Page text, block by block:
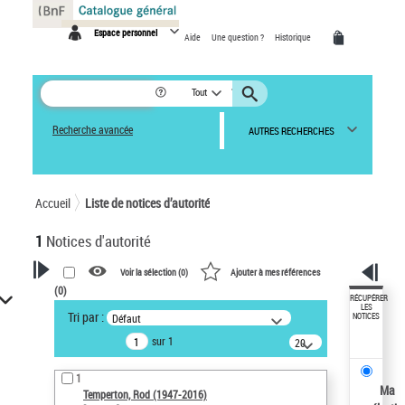
Espace personnel Aide Une question ? Historique
Tout
Recherche avancée AUTRES RECHERCHES
Accueil Liste de notices d’autorité
1 Notices d'autorité
VOTRE RECHERCHE
Recherche avancée dans les
notices d’autorité
Œuvres liées à l'auteur :
Temperton, Rod (1947-2016)
Voir la sélection (0) Ajouter à mes références
(0)
Tri par : Défaut
sur 1
20
résultats/page
1
Temperton, Rod (1947-2016)
RÉCUPÉRER
LES
NOTICES
Ma
Panneau de gestion des cookies